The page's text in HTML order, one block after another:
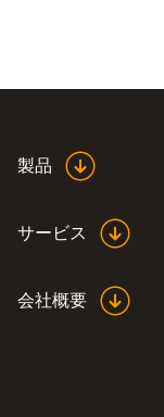
製品
サービス
会社概要